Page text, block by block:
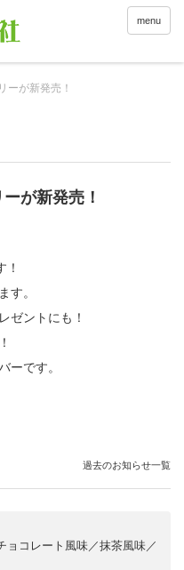
menu
が新発売！
が新発売！
！
す。
ゼントにも！
ーです。
ョコレート風味／抹茶風味／
過去のお知らせ一覧